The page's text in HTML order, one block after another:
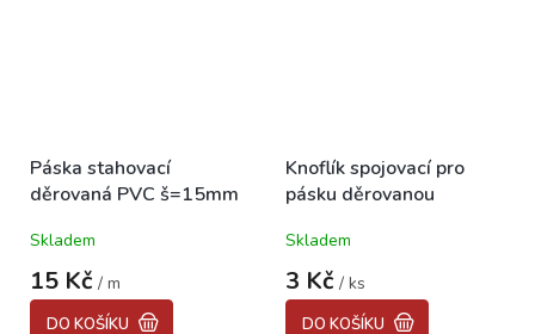
Páska stahovací
děrovaná PVC š=15mm
Skladem
15 Kč / m
DO KOŠÍKU
Knoflík spojovací pro
pásku děrovanou
Skladem
3 Kč / ks
DO KOŠÍKU